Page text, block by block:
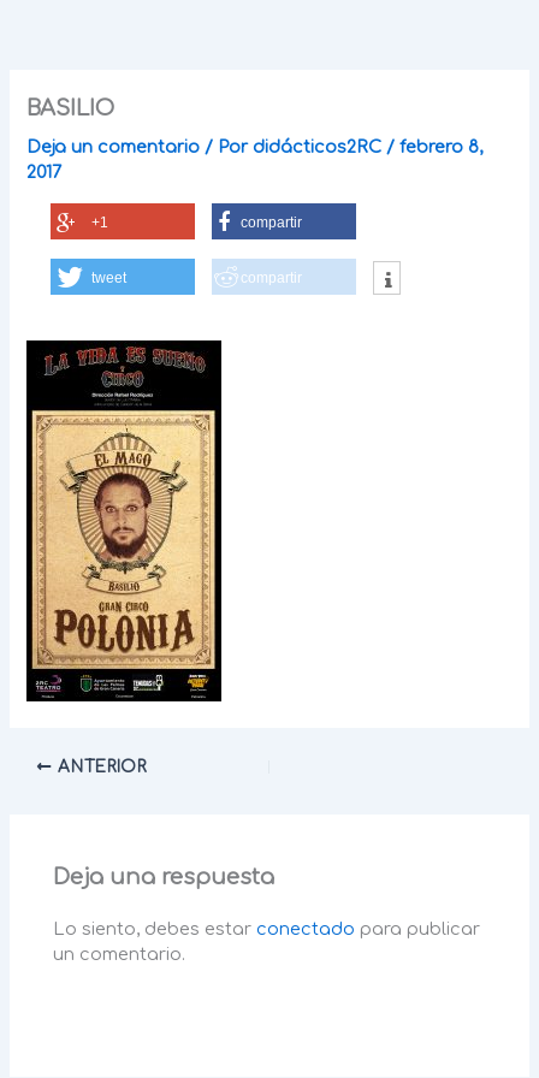
BASILIO
Deja un comentario / Pordidácticos2RC /febrero 8,
2017
+1 compartir
tweet compartir
ANTERIOR
Deja una respuesta
Lo siento, debes estar conectado para publicar
un comentario.